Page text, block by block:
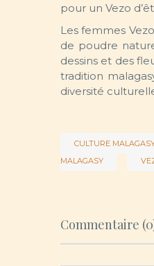
pour un Vezo
Les femmes
de poudre
dessins et des
tradition
diversité
CULTURE
MALAGASY
Commentaire